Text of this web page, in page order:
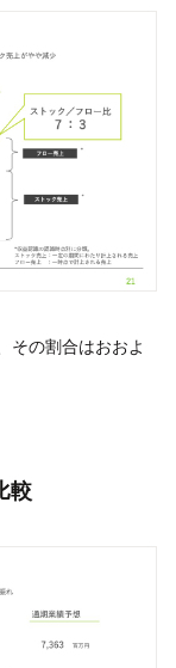
その割合はおおよ
較